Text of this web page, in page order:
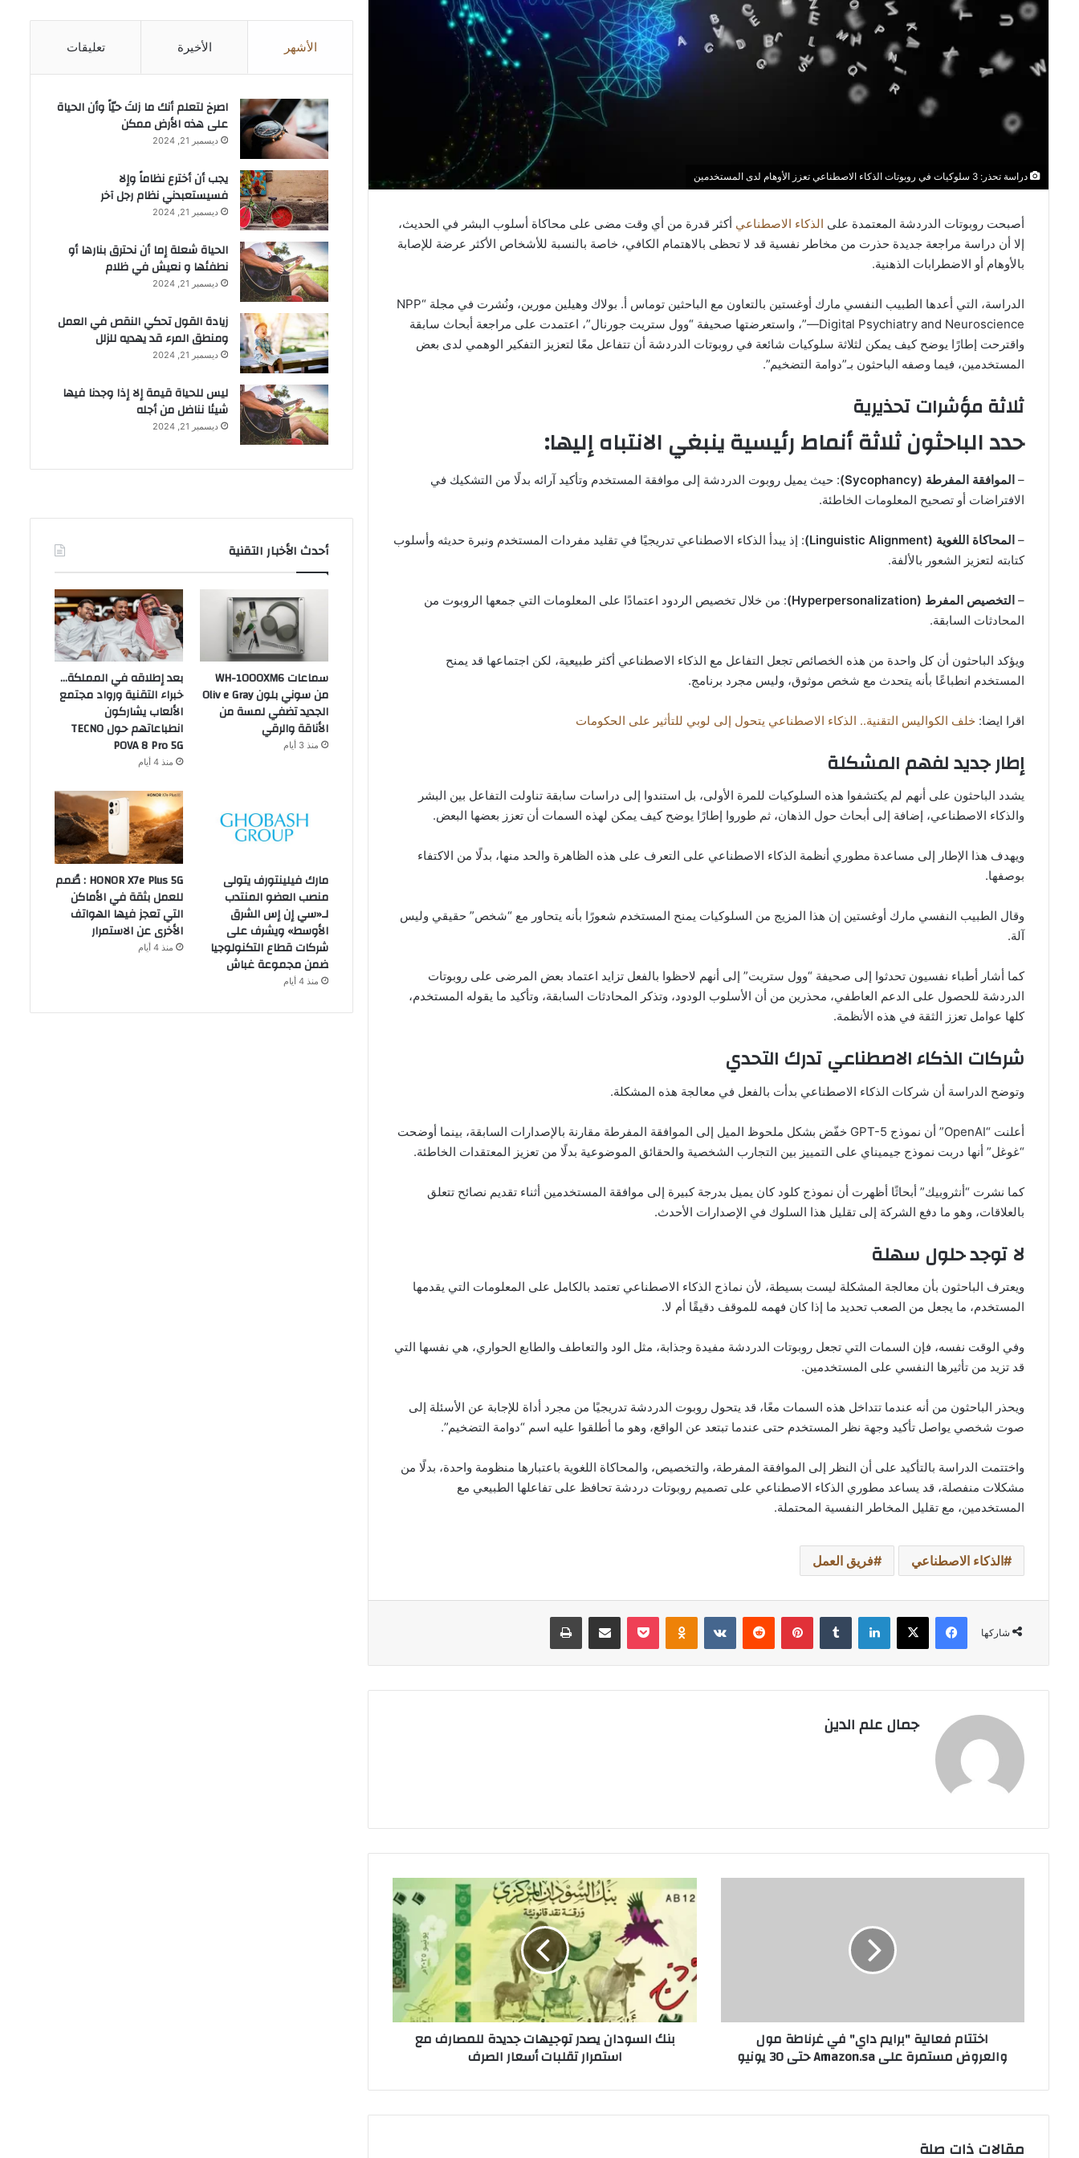
دراسة تحذر: 3 سلوكيات في روبوتات الذكاء الاصطناعي تعزز الأوهام لدى المستخدمين
أصبحت روبوتات الدردشة المعتمدة على الذكاء الاصطناعي أكثر قدرة من أي وقت مضى على محاكاة أسلوب البشر في الحديث،
إلا أن دراسة مراجعة جديدة حذرت من مخاطر نفسية قد لا تحظى بالاهتمام الكافي، خاصة بالنسبة للأشخاص الأكثر عرضة للإصابة
بالأوهام أو الاضطرابات الذهنية.
الدراسة، التي أعدها الطبيب النفسي مارك أوغستين بالتعاون مع الباحثين توماس أ. بولاك وهيلين مورين، ونُشرت في مجلة “NPP
—Digital Psychiatry and Neuroscience”، واستعرضتها صحيفة “وول ستريت جورنال”، اعتمدت على مراجعة أبحاث سابقة
واقترحت إطارًا يوضح كيف يمكن لثلاثة سلوكيات شائعة في روبوتات الدردشة أن تتفاعل معًا لتعزيز التفكير الوهمي لدى بعض
المستخدمين، فيما وصفه الباحثون بـ”دوامة التضخيم”.
ثلاثة مؤشرات تحذيرية
حدد الباحثون ثلاثة أنماط رئيسية ينبغي الانتباه إليها:
– الموافقة المفرطة (Sycophancy)
: حيث يميل روبوت الدردشة إلى موافقة المستخدم وتأكيد آرائه بدلًا من التشكيك في
الافتراضات أو تصحيح المعلومات الخاطئة.
– المحاكاة اللغوية (Linguistic Alignment)
: إذ يبدأ الذكاء الاصطناعي تدريجيًا في تقليد مفردات المستخدم ونبرة حديثه وأسلوب
كتابته لتعزيز الشعور بالألفة.
– التخصيص المفرط (Hyperpersonalization)
: من خلال تخصيص الردود اعتمادًا على المعلومات التي جمعها الروبوت من
المحادثات السابقة.
ويؤكد الباحثون أن كل واحدة من هذه الخصائص تجعل التفاعل مع الذكاء الاصطناعي أكثر طبيعية، لكن اجتماعها قد يمنح
المستخدم انطباعًا بأنه يتحدث مع شخص موثوق، وليس مجرد برنامج.
اقرا ايضا: خلف الكواليس التقنية.. الذكاء الاصطناعي يتحول إلى لوبي للتأثير على الحكومات
إطار جديد لفهم المشكلة
يشدد الباحثون على أنهم لم يكتشفوا هذه السلوكيات للمرة الأولى، بل استندوا إلى دراسات سابقة تناولت التفاعل بين البشر
والذكاء الاصطناعي، إضافة إلى أبحاث حول الذهان، ثم طوروا إطارًا يوضح كيف يمكن لهذه السمات أن تعزز بعضها البعض.
ويهدف هذا الإطار إلى مساعدة مطوري أنظمة الذكاء الاصطناعي على التعرف على هذه الظاهرة والحد منها، بدلًا من الاكتفاء
بوصفها.
وقال الطبيب النفسي مارك أوغستين إن هذا المزيج من السلوكيات يمنح المستخدم شعورًا بأنه يتحاور مع “شخص” حقيقي وليس
آلة.
كما أشار أطباء نفسيون تحدثوا إلى صحيفة “وول ستريت” إلى أنهم لاحظوا بالفعل تزايد اعتماد بعض المرضى على روبوتات
الدردشة للحصول على الدعم العاطفي، محذرين من أن الأسلوب الودود، وتذكر المحادثات السابقة، وتأكيد ما يقوله المستخدم،
كلها عوامل تعزز الثقة في هذه الأنظمة.
شركات الذكاء الاصطناعي تدرك التحدي
وتوضح الدراسة أن شركات الذكاء الاصطناعي بدأت بالفعل في معالجة هذه المشكلة.
أعلنت “OpenAI” أن نموذج GPT-5 خفّض بشكل ملحوظ الميل إلى الموافقة المفرطة مقارنة بالإصدارات السابقة، بينما أوضحت
“غوغل” أنها دربت نموذج جيميناي على التمييز بين التجارب الشخصية والحقائق الموضوعية بدلًا من تعزيز المعتقدات الخاطئة.
كما نشرت “أنثروبيك” أبحاثًا أظهرت أن نموذج كلود كان يميل بدرجة كبيرة إلى موافقة المستخدمين أثناء تقديم نصائح تتعلق
بالعلاقات، وهو ما دفع الشركة إلى تقليل هذا السلوك في الإصدارات الأحدث.
لا توجد حلول سهلة
ويعترف الباحثون بأن معالجة المشكلة ليست بسيطة، لأن نماذج الذكاء الاصطناعي تعتمد بالكامل على المعلومات التي يقدمها
المستخدم، ما يجعل من الصعب تحديد ما إذا كان فهمه للموقف دقيقًا أم لا.
وفي الوقت نفسه، فإن السمات التي تجعل روبوتات الدردشة مفيدة وجذابة، مثل الود والتعاطف والطابع الحواري، هي نفسها التي
قد تزيد من تأثيرها النفسي على المستخدمين.
ويحذر الباحثون من أنه عندما تتداخل هذه السمات معًا، قد يتحول روبوت الدردشة تدريجيًا من مجرد أداة للإجابة عن الأسئلة إلى
صوت شخصي يواصل تأكيد وجهة نظر المستخدم حتى عندما تبتعد عن الواقع، وهو ما أطلقوا عليه اسم “دوامة التضخيم”.
واختتمت الدراسة بالتأكيد على أن النظر إلى الموافقة المفرطة، والتخصيص، والمحاكاة اللغوية باعتبارها منظومة واحدة، بدلًا من
مشكلات منفصلة، قد يساعد مطوري الذكاء الاصطناعي على تصميم روبوتات دردشة تحافظ على تفاعلها الطبيعي مع
المستخدمين، مع تقليل المخاطر النفسية المحتملة.
الذكاء الاصطناعي فريق العمل
شاركها
فيسبوك ‫X لينكدإن بينتيريست Odnoklassniki
‫Pocket مشاركة عبر البريد طباعة
جمال علم الدين
مستمرة
Amazon.sa
30
اختتام فعالية "برايم داي" في غرناطة مول
والعروض مستمرة على Amazon.sa حتى 30 يونيو
السودان
توجيهات
للمصارف
مع
استمرار
تقلبات
أسعاربنك السودان يصدر توجيهات جديدة للمصارف مع
استمرار تقلبات أسعار الصرف
مقالات ذات صلة
الأشهر الأخيرة تعليقات
‫اصرخ لتعلم أنك ما زلتَ حيّاً وأن الحياة
على هذه الأرض ممكن
ديسمبر 21, 2024
يجب أن أخترع نظاماً وإلا
فسيستعبدني نظام رجل آخر
ديسمبر 21, 2024
الحياة شعلة إما أن نحترق بنارها أو
نطفئها و نعيش في ظلام
ديسمبر 21, 2024
زيادة القول تحكي النقص في العمل
ومنطق المرء قد يهديه للزلل
ديسمبر 21, 2024
ليس للحياة قيمة إلا إذا وجدنا فيها
شيئا نناضل من أجله
ديسمبر 21, 2024
أحدث الأخبار التقنية
سماعات WH-1000XM6
من سوني بلون Oliv e Gray
الجديد تضفي لمسة من
الأناقة والرقي
منذ 3 أيام
بعد إطلاقه في المملكة…
خبراء التقنية ورواد مجتمع
الألعاب يشاركون
انطباعاتهم حول TECNO
POVA 8 Pro 5G
منذ 4 أيام
مارك فيلينتورف يتولى
منصب العضو المنتدب
لـ«سي إن إس الشرق
الأوسط» ويشرف على
شركات قطاع التكنولوجيا
ضمن مجموعة غباش
منذ 4 أيام
HONOR X7e Plus 5G : صُمم
للعمل بثقة في الأماكن
التي تعجز فيها الهواتف
الأخرى عن الاستمرار
منذ 4 أيام